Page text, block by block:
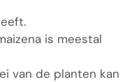
is meestal
van de planten kan